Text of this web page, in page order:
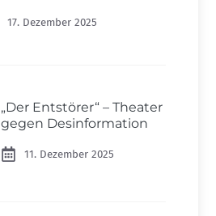
17. Dezember 2025
„Der Entstörer“ – Theater
gegen Desinformation
11. Dezember 2025